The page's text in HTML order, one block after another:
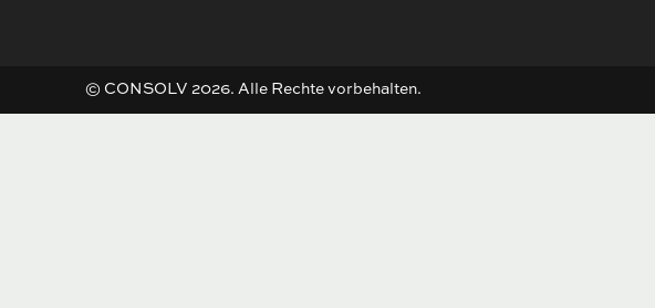
© CONSOLV 2026. Alle Rechte vorbehalten.